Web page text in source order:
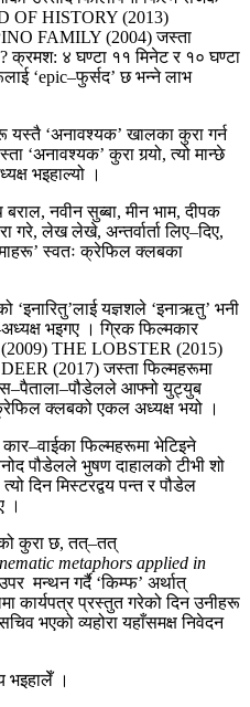
OF HISTORY (2013)
FAMILY (2004) जस्ता
क्रमश: ४ घण्टा ११ मिनेट र १० घण्टा
‘epic–फुर्सद’ छ भन्ने लाभ
‘अनावश्यक’ खालका कुरा गर्न
कुरा गर्‍यो, त्यो मान्छे
भइहाल्यो ।
बराल, नवीन सुब्बा, मीन भाम, दीपक
गरे, लेख लेखे, अन्तर्वार्ता लिए–दिए,
स्वतः क्रेफिल क्लबका
‘इनारितु’लाई यज्ञशले ‘इनाऋतु’ भनी
भइगए । ग्रिक फिल्मकार
(2009) THE LOBSTER (2015)
(2017) जस्ता फिल्महरूमा
आफ्नो युट्युब
क्लबको एकल अध्यक्ष भयो ।
फिल्महरूमा भेटिइने
पौडेलले भुषण दाहालको टीभी शो
दिन मिस्टरद्वय पन्त र पौडेल
।
कुरा छ, तत्–तत्
metaphors applied in
मन्थन गर्दै ‘किम्फ’ अर्थात्
कार्यपत्र प्रस्तुत गरेको दिन उनीहरू
भएको व्यहोरा यहाँसमक्ष निवेदन
भइहालेँ ।